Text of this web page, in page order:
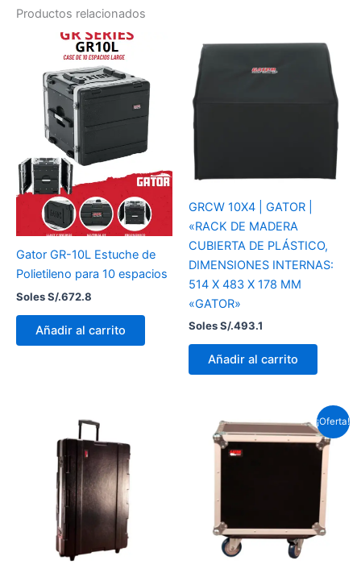
Productos relacionados
Gator GR-10L Estuche de
Polietileno para 10 espacios
Soles S/.672.8
Añadir al carrito
GRCW 10X4 | GATOR |
«RACK DE MADERA
CUBIERTA DE PLÁSTICO,
DIMENSIONES INTERNAS:
514 X 483 X 178 MM
«GATOR»
Soles S/.493.1
Añadir al carrito
¡Oferta!
precio
original
precio
actual